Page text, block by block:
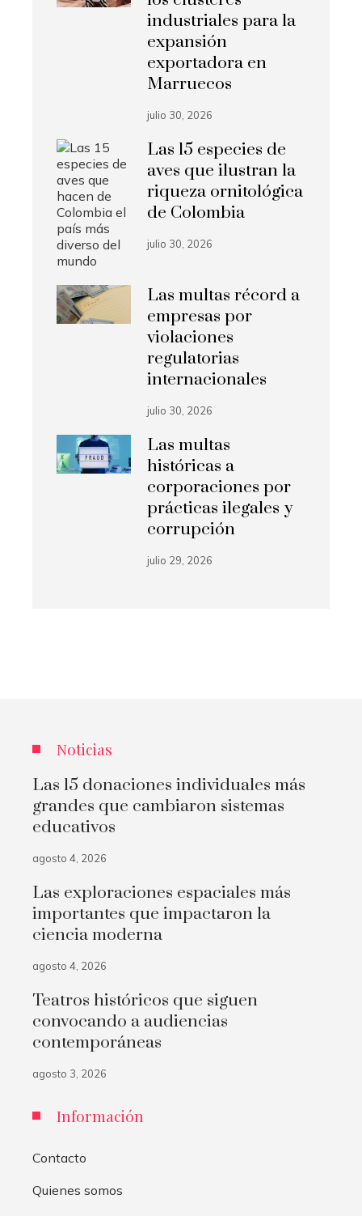
industriales para la
expansión
exportadora en
Marruecos
julio 30, 2026
Las 15 especies de
aves que ilustran la
riqueza ornitológica
de Colombia
julio 30, 2026
Las multas récord a
empresas por
violaciones
regulatorias
internacionales
julio 30, 2026
Las multas
históricas a
corporaciones por
prácticas ilegales y
corrupción
julio 29, 2026
Noticias
Las 15 donaciones individuales más
grandes que cambiaron sistemas
educativos
agosto 4, 2026
Las exploraciones espaciales más
importantes que impactaron la
ciencia moderna
agosto 4, 2026
Teatros históricos que siguen
convocando a audiencias
contemporáneas
agosto 3, 2026
Información
Contacto
Quienes somos